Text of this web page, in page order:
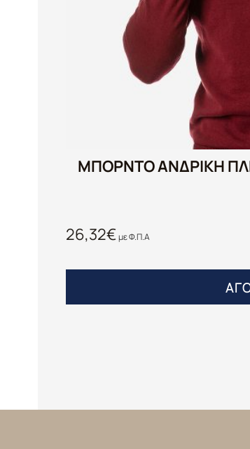
ΜΠΟΡΝΤΟ ΑΝΔΡΙΚΗ
26,32€με Φ.Π.Α